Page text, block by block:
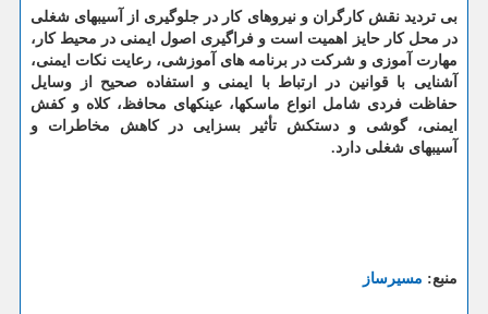
بی تردید نقش کارگران و نیروهای کار در جلوگیری از آسیبهای شغلی
در محل کار حایز اهمیت است و فراگیری اصول ایمنی در محیط کار،
مهارت آموزی و شرکت در برنامه های آموزشی، رعایت نکات ایمنی،
آشنایی با قوانین در ارتباط با ایمنی و استفاده صحیح از وسایل
حفاظت فردی شامل انواع ماسکها، عینکهای محافظ، کلاه و کفش
ایمنی، گوشی و دستکش تأثیر بسزایی در کاهش مخاطرات و
آسیبهای شغلی دارد.
منبع: مسیرساز